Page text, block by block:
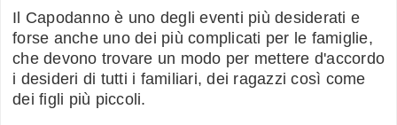
Il Capodanno è uno degli eventi più desiderati e
forse anche uno dei più complicati per le famiglie,
che devono trovare un modo per mettere d'accordo
i desideri di tutti i familiari, dei ragazzi così come
dei figli più piccoli.